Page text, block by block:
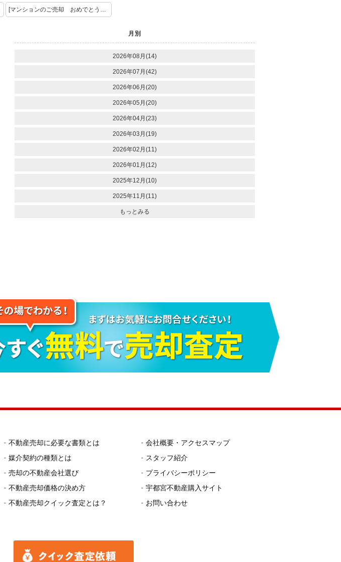
[マンションのご売却 おめでとうございます] 次の記事 ＞
月別
2026年08月(14)
2026年07月(42)
2026年06月(20)
2026年05月(20)
2026年04月(23)
2026年03月(19)
2026年02月(11)
2026年01月(12)
2025年12月(10)
2025年11月(11)
もっとみる
不動産売却に必要な書類とは
媒介契約の種類とは
売却の不動産会社選び
不動産売却価格の決め方
不動産売却クイック査定とは？
会社概要・アクセスマップ
スタッフ紹介
プライバシーポリシー
宇都宮不動産購入サイト
お問い合わせ